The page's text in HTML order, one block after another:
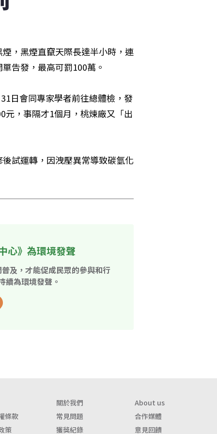
，黑煙直竄天際長達半小時，連
告發，最高可罰100萬。
日會同專家學者前往總體檢，發
元，事隔才1個月，桃煉廠又「出
試運轉，因洩壓異常導致碳氫化
心》為環境發聲
及，才能促成民眾的參與和行
續為環境發聲。
關於我們
About us
條款
常見問題
合作媒體
策
獲獎紀錄 意見回饋